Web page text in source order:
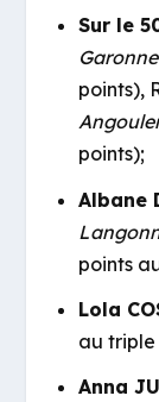
Sur le
points),
points);
Albane
points
Lola
au triple
Anna